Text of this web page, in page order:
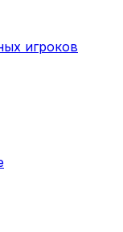
игроков